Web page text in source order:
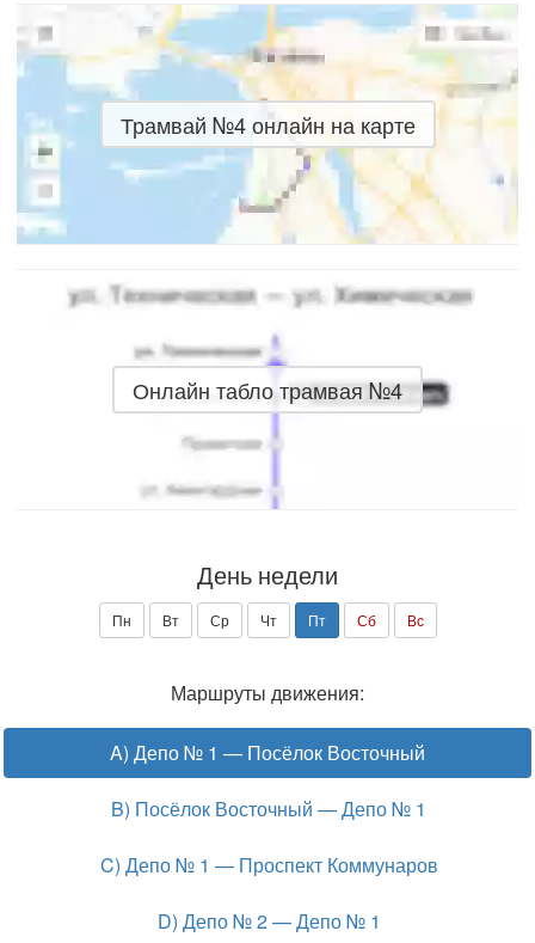
Трамвай №4 онлайн на карте
Онлайн табло трамвая №4
День недели
Пн Вт Ср Чт Пт Сб Вс
Маршруты движения:
A) Депо № 1 — Посёлок Восточный
B) Посёлок Восточный — Депо № 1
C) Депо № 1 — Проспект Коммунаров
D) Депо № 2 — Депо № 1